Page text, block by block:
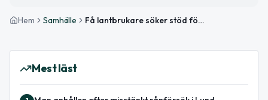
Hem Samhälle Få lantbrukare söker stöd för bevattningsdammar – 45 miljoner kronor riskerar bli outnyttjade i Skåne
Mest läst